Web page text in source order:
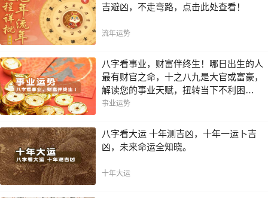
吉避凶，不走弯路，点击此处查看！
流年运势
八字看事业，财富伴终生！哪日出生的人
最有财官之命，十之八九是大官或富豪，
解读您的事业天赋，扭转当下不利困
局！！
事业运势
八字看大运 十年测吉凶，十年一运卜吉
凶，未来命运全知晓。
十年大运